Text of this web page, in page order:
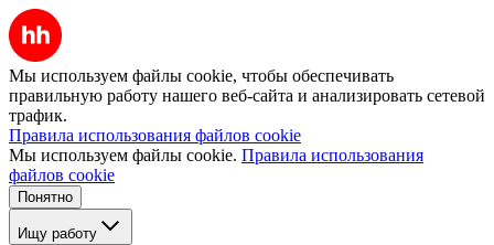
Мы используем файлы cookie, чтобы обеспечивать
правильную работу нашего веб-сайта и анализировать сетевой
трафик.
Правила использования файлов cookie
Мы используем файлы cookie. Правила использования
файлов cookie
Понятно
Ищу работу